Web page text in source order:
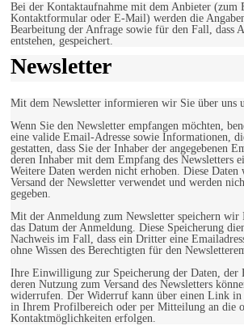
Bei der Kontaktaufnahme mit dem Anbieter (zum
Kontaktformular oder E-Mail) werden die
Bearbeitung der Anfrage sowie für den Fall, dass
entstehen, gespeichert.
Newsletter
Mit dem Newsletter informieren wir Sie über uns
Wenn Sie den Newsletter empfangen möchten,
eine valide Email-Adresse sowie Informationen,
gestatten, dass Sie der Inhaber der angegebenen
deren Inhaber mit dem Empfang des Newsletters
Weitere Daten werden nicht erhoben. Diese
Versand der Newsletter verwendet und werden
gegeben.
Mit der Anmeldung zum Newsletter speichern wir
das Datum der Anmeldung. Diese Speicherung
Nachweis im Fall, dass ein Dritter eine
ohne Wissen des Berechtigten für den
Ihre Einwilligung zur Speicherung der Daten, der
deren Nutzung zum Versand des Newsletters
widerrufen. Der Widerruf kann über einen Link in
in Ihrem Profilbereich oder per Mitteilung an die
Kontaktmöglichkeiten erfolgen.